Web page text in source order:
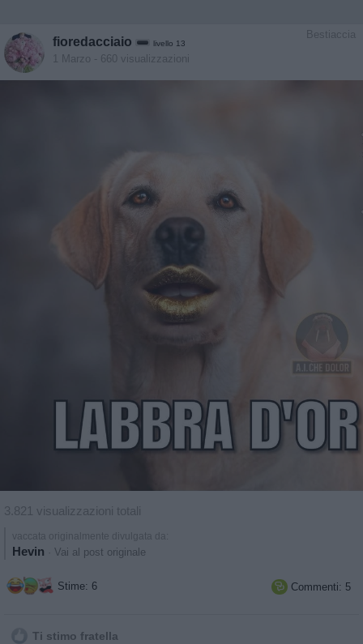
Bestiaccia
fioredacciaio livello 13
1 Marzo - 660 visualizzazioni
3.821 visualizzazioni totali
vaccata originalmente divulgata da:
Hevin Vai al post originale
Stime: 6  Commenti: 5
Ti stimo fratella